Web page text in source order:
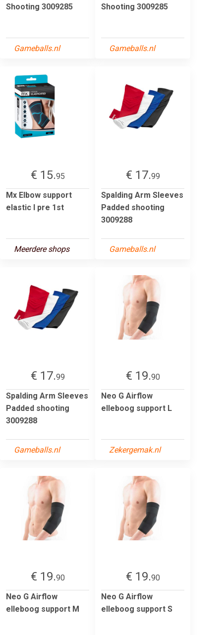
Shooting 3009285
Gameballs.nl
Shooting 3009285
Gameballs.nl
€ 15.95
Mx Elbow support
elastic l pre 1st
Meerdere shops
€ 17.99
Spalding Arm Sleeves
Padded shooting
3009288
Gameballs.nl
€ 17.99
Spalding Arm Sleeves
Padded shooting
3009288
Gameballs.nl
€ 19.90
Neo G Airflow
elleboog support L
Zekergemak.nl
€ 19.90
Neo G Airflow
elleboog support M
€ 19.90
Neo G Airflow
elleboog support S